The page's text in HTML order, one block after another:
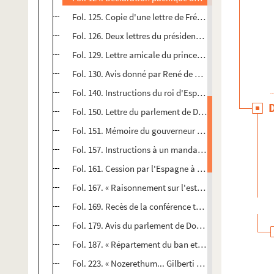
Fol. 125. Copie d'une lettre de Frédéric Perrenot,
Fol. 126. Deux lettres du président Boyvin et une du
Fol. 129. Lettre amicale du prince de Condé,
Fol. 130. Avis donné par René de Lucinge au duc de
Fol. 140. Instructions du roi d'Espagne pour la
Fol. 150. Lettre du parlement de Dole à ses délégués
Fol. 151. Mémoire du gouverneur et du parlement
Fol. 157. Instructions à un mandataire de la
Fol. 161. Cession par l'Espagne à Jean-Jacques de
Fol. 167. « Raisonnement sur l'estat des Païs-Bas et
Fol. 169. Recès de la conférence tenue à Baden
Fol. 179. Avis du parlement de Dole au
Fol. 187. « Répartement du ban et rièreban sur tous
Fol. 223. « Nozerethum... Gilberti Cognati natale